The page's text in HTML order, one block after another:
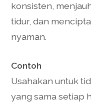
konsisten,
tidur, dan
nyaman.
Contoh
Usahakan untuk
yang sama setiap